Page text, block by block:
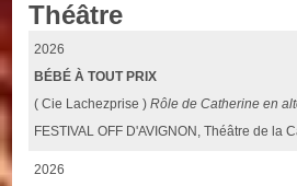
Théâtre
2026
BÉBÉ À TOUT PRIX
( Cie Lachezprise )Rôle de Catherine en
FESTIVAL OFF D'AVIGNON, Théâtre de la
2026